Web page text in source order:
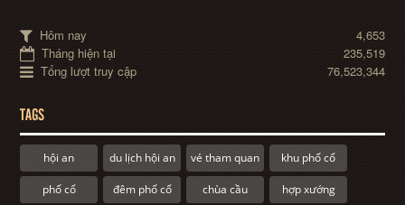
Hôm nay
4,653
Tháng hiện tại
235,519
Tổng lượt truy cập
76,523,344
TAGS
hội an du lịch hội an vé tham quan khu phố cổ
phố cổ đêm phố cổ chùa cầu hợp xướng